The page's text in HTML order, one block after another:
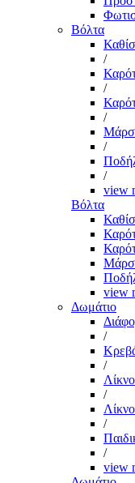
Βόλτα
/
/
/
/
/
view
Βόλτα
view
Δωμάτιο
/
/
Λίκνο
/
/
/
view